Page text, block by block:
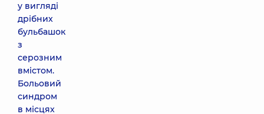
у вигляді
дрібних
бульбашок
з
серозним
вмістом.
Больовий
синдром
в місцях